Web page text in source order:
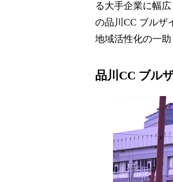
る大手企業に幅
の品川CC ブルザ
地域活性化の一助
品川CC ブル